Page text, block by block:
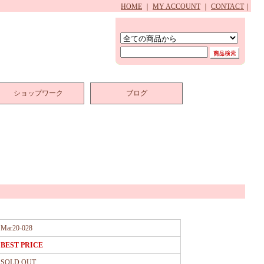
HOME MY ACCOUNT CONTACT
ショップワーク ブログ
Mar20-028
BEST PRICE
SOLD OUT